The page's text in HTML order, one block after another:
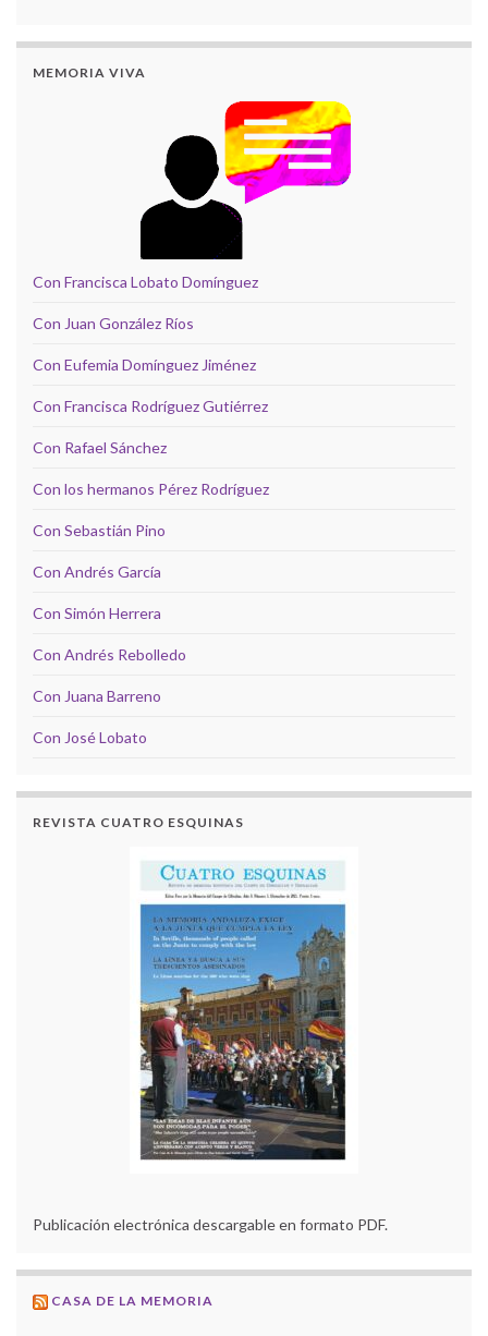
MEMORIA VIVA
Con Francisca Lobato Domínguez
Con Juan González Ríos
Con Eufemia Domínguez Jiménez
Con Francisca Rodríguez Gutiérrez
Con Rafael Sánchez
Con los hermanos Pérez Rodríguez
Con Sebastián Pino
Con Andrés García
Con Simón Herrera
Con Andrés Rebolledo
Con Juana Barreno
Con José Lobato
REVISTA CUATRO ESQUINAS
Publicación electrónica descargable en formato PDF.
CASA DE LA MEMORIA